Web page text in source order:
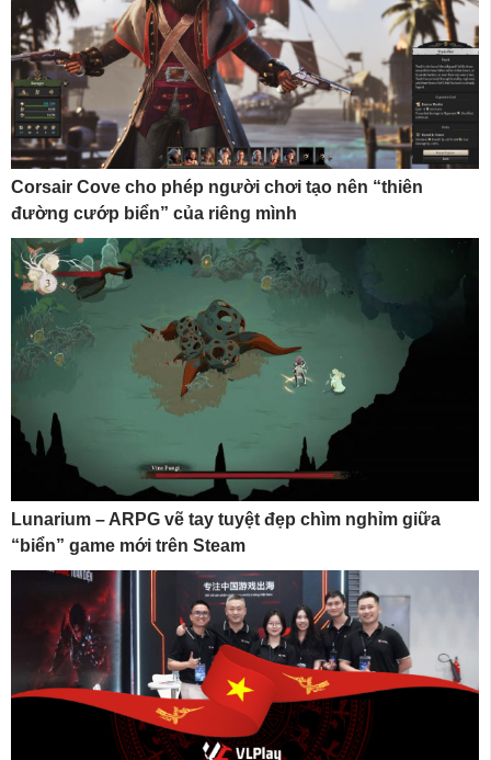
Corsair Cove cho phép người chơi tạo nên “thiên
đường cướp biển” của riêng mình
Lunarium – ARPG vẽ tay tuyệt đẹp chìm nghỉm giữa
“biển” game mới trên Steam